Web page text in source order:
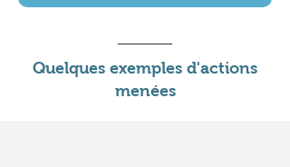
Quelques exemples d'actions
menées